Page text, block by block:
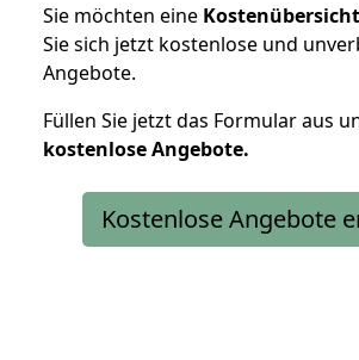
Sie möchten eine
Sie sich jetzt kostenlose und
Angebote.
Füllen Sie jetzt das Formular aus
kostenloseAngebote.
Kostenlose Angebote